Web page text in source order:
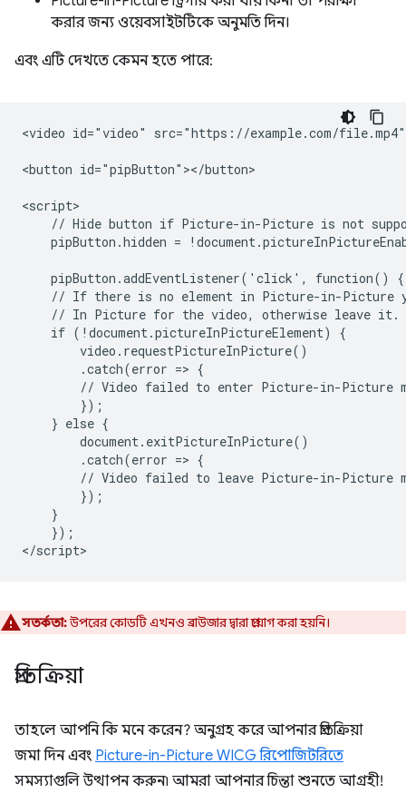
করার জন্য ওয়েবসাইটটিকে অনুমতি দিন।
এবং এটি দেখতে কেমন হতে পারে:
<video id="video" src="https://example.com/
<button id="pipButton"></button>
<script>
// Hide button if Picture-in-Picture is not
pipButton.hidden =
    pipButton.addEventListener('click', function() {
// If there is no element in Picture-in-Picture
    // In Picture for the video, otherwise leave it.
    if (!document.pictureInPictureElement) {
        video.requestPictureInPicture()
        .catch(error => {
// Video failed to enter Picture-in-Picture
        });
    } else {
        document.exitPictureInPicture()
        .catch(error => {
// Video failed to leave Picture-in-Picture
        });
    }
    });
সতর্কতা:উপরের কোডটি এখনও ব্রাউজার দ্বারা প্রয়োগ করা হয়নি।
প্রতিক্রিয়া
তাহলে আপনি কি মনে করেন? অনুগ্রহ করে আপনার প্রতিক্রিয়া
জমা দিন এবং Picture-in-Picture WICG রিপোজিটরিতে
সমস্যাগুলি উত্থাপন করুন৷ আমরা আপনার চিন্তা শুনতে আগ্রহী!